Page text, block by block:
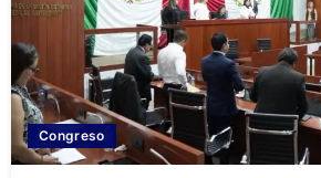
Congreso